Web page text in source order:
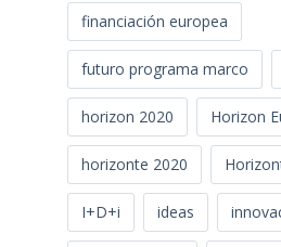
financiación europea
futuro programa marco
horizon 2020 Horizon
horizonte 2020
I+D+i ideas